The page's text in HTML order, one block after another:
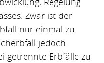
Zwar ist der
nur einmal zu
jedoch
getrennte Erbfälle zu